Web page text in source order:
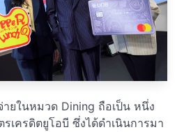
ายในหมวด Dining ถือเป็น หนึ่ง
เครดิตยูโอบี ซึ่งได้ดำเนินการมา